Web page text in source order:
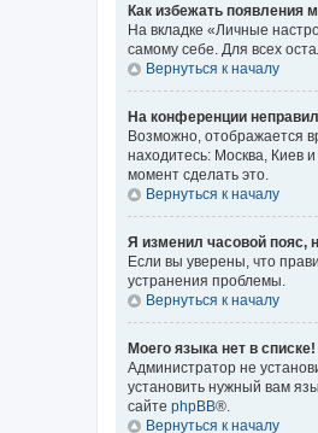
Как избежать появления
На вкладке «Личные
самому себе. Для всех
Вернуться к началу
На конференции
Возможно, отображается
находитесь: Москва, Киев
момент сделать это.
Вернуться к началу
Я изменил часовой пояс,
Если вы уверены, что
устранения проблемы.
Вернуться к началу
Моего языка нет в списке!
Администратор не
установить нужный вам
сайте phpBB®.
Вернуться к началу